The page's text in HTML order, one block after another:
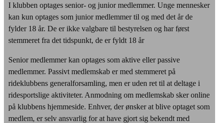
I klubben optages senior- og junior medlemmer. Unge mennesker
kan kun optages som junior medlemmer til og med det år de
fylder 18 år. De er ikke valgbare til bestyrelsen og har først
stemmeret fra det tidspunkt, de er fyldt 18 år
Senior medlemmer kan optages som aktive eller passive
medlemmer. Passivt medlemskab er med stemmeret på
rideklubbens generalforsamling, men er uden ret til at deltage i
ridesportslige aktiviteter. Anmodning om medlemskab sker online
på klubbens hjemmeside. Enhver, der ønsker at blive optaget som
medlem, er selv ansvarlig for at have gjort sig bekendt med